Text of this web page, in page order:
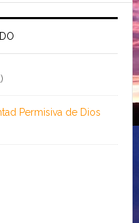
Permisiva de Dios